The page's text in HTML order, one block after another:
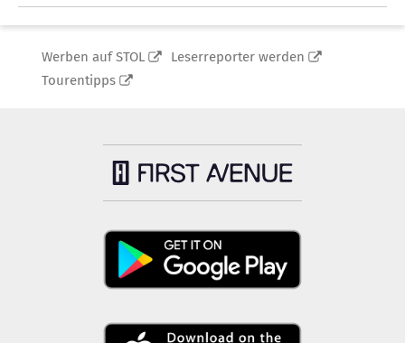
Werben auf STOL
Leserreporter werden
Tourentipps